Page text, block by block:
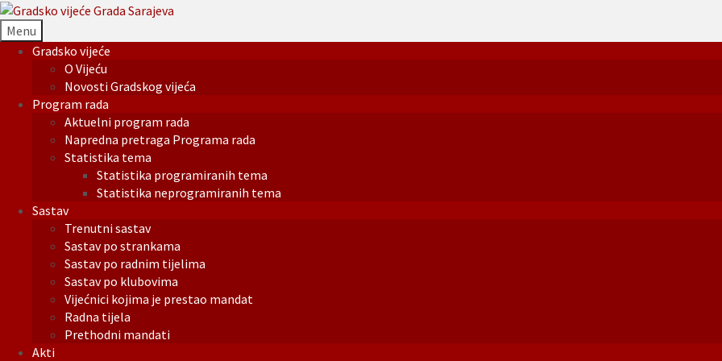
Menu
Gradsko vijeće
O Vijeću
Novosti Gradskog vijeća
Program rada
Aktuelni program rada
Napredna pretraga Programa rada
Statistika tema
Statistika programiranih tema
Statistika neprogramiranih tema
Sastav
Trenutni sastav
Sastav po strankama
Sastav po radnim tijelima
Sastav po klubovima
Vijećnici kojima je prestao mandat
Radna tijela
Prethodni mandati
Akti